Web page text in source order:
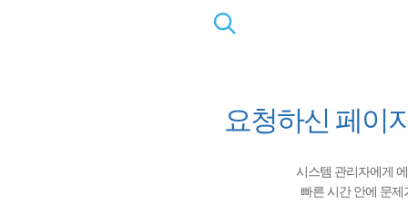
요청하신 페이
시스템 관리자에게
빠른 시간 안에 문